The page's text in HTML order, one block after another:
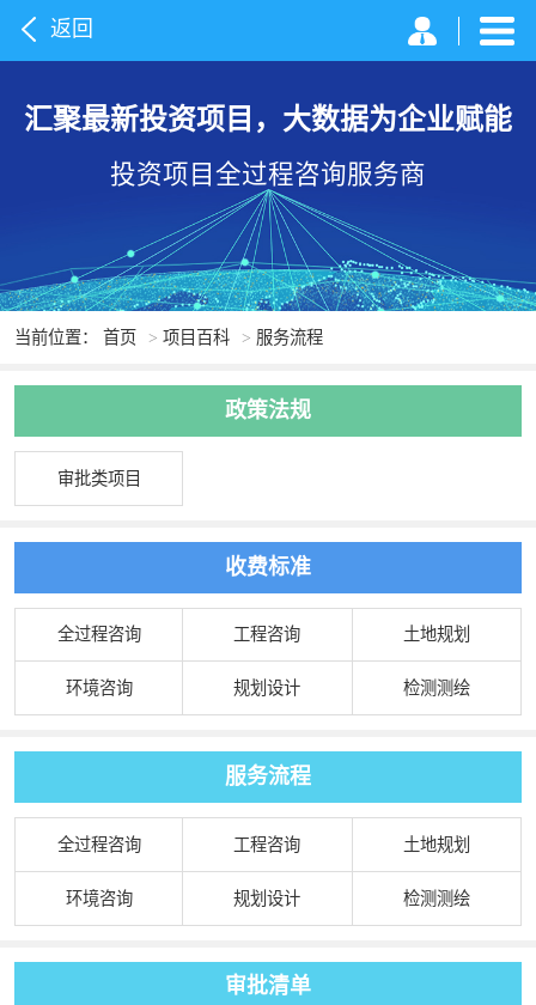
返回
汇聚最新投资项目，大数据为企业赋能
投资项目全过程咨询服务商
当前位置： 首页 > 项目百科 > 服务流程
政策法规
审批类项目
收费标准
全过程咨询 工程咨询 土地规划
环境咨询 规划设计 检测测绘
服务流程
全过程咨询 工程咨询 土地规划
环境咨询 规划设计 检测测绘
审批清单